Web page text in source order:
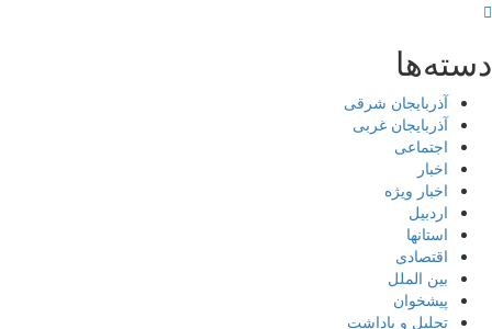
دسته‌ها
آذربایجان شرقی
آذربایجان غربی
اجتماعی
اخبار
اخبار ویژه
اردبیل
استانها
اقتصادی
بین الملل
پیشخوان
تحلیل و یاداشت